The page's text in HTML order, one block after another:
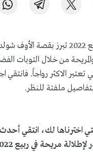
صيحات موضة ربيع 2022 تبرز بقصة الأوف
من خلال التوبات
تعتبر الاكثر رواجاً. فانتقي
ملفتة للنظر.
لك، انتقي أحدث
مريحة في ربيع 2022.